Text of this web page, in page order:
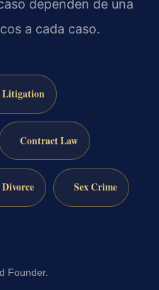
dependen de una
a cada caso.
Contract Law
Sex Crime
Founder.